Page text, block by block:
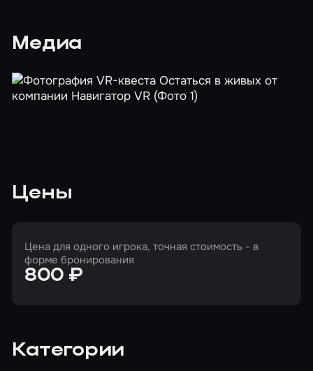
Медиа
Цены
Цена для одного игрока, точная стоимость - в
форме бронирования
800 ₽
Категории